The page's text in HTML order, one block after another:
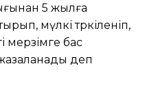
5 жылға
мүлкі тәркіленіп,
мерзімге бас
деп